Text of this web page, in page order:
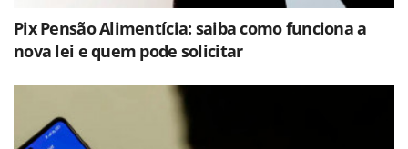
Pix Pensão Alimentícia: saiba como funciona a
nova lei e quem pode solicitar